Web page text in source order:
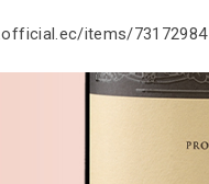
items/73172984